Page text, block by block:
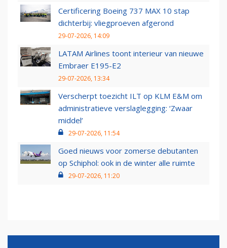
Certificering Boeing 737 MAX 10 stap
dichterbij: vliegproeven afgerond
29-07-2026, 14:09
LATAM Airlines toont interieur van nieuwe
Embraer E195-E2
29-07-2026, 13:34
Verscherpt toezicht ILT op KLM E&M om
administratieve verslaglegging: ‘Zwaar
middel’
29-07-2026, 11:54
Goed nieuws voor zomerse debutanten
op Schiphol: ook in de winter alle ruimte
29-07-2026, 11:20